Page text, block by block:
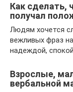
Как
получал
Людям хочется
вежливых фраз
надеждой,
Взрослые,
вербальной